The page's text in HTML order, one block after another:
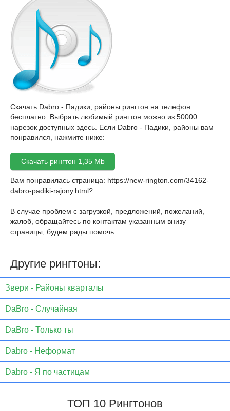
Скачать Dabro - Падики, районы рингтон на телефон
бесплатно. Выбрать любимый рингтон можно из 50000
нарезок доступных здесь. Если Dabro - Падики, районы вам
понравился, нажмите ниже:
Скачать рингтон 1,35 Mb
Вам понравилась страница: https://new-rington.com/34162-
dabro-padiki-rajony.html?
В случае проблем с загрузкой, предложений, пожеланий,
жалоб, обращайтесь по контактам указанным внизу
страницы, будем рады помочь.
Другие рингтоны:
Звери - Районы кварталы
DaBro - Случайная
DaBro - Только ты
Dabro - Неформат
Dabro - Я по частицам
ТОП 10 Рингтонов